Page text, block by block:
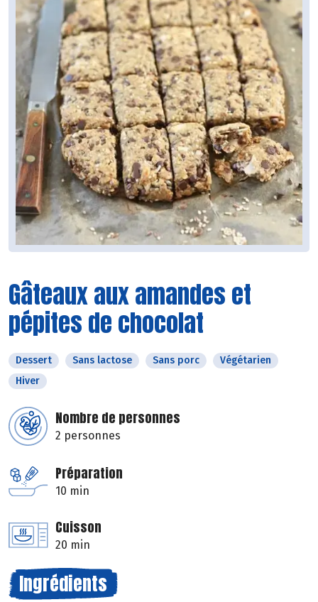
Gâteaux aux amandes et
pépites de chocolat
Dessert Sans lactose Sans porc
Végétarien
Hiver
Nombre de personnes
2 personnes
Préparation
10 min
Cuisson
20 min
Ingrédients